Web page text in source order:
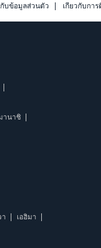
กับข้อมูลส่วนตัว
เกี่ยวกับกา
านาชิ
า
เอฮิมา